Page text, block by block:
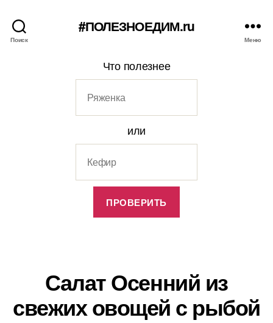
Поиск
#ПОЛЕЗНОЕДИМ.ru
Меню
Что полезнее
или
Салат Осенний из
свежих овощей с рыбой